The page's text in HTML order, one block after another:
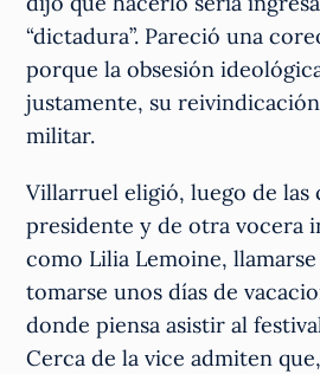
“dictadura”. Pareció una
porque la obsesión
justamente, su
militar.
Villarruel eligió, luego de las
presidente y de otra vocera
como Lilia Lemoine,
tomarse unos días de
donde piensa asistir al
Cerca de la vice admiten